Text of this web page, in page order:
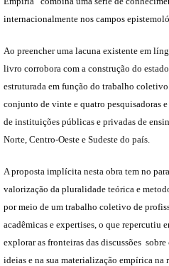
internacionalmente nos campos
Ao preencher uma lacuna existente em
livro corrobora com a construção do
estruturada em função do trabalho
conjunto de vinte e quatro pesquisadoras
de instituições públicas e privadas de
Norte, Centro-Oeste e Sudeste do país.
A proposta implícita nesta obra tem no
valorização da pluralidade teórica e
por meio de um trabalho coletivo de
acadêmicas e expertises, o que repercutiu
explorar as fronteiras das discussões
ideias e na sua materialização empírica na